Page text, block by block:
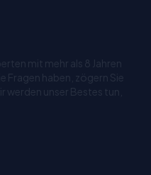
mit mehr als 8 Jahren
Fragen haben, zögern Sie
unser Bestes tun,